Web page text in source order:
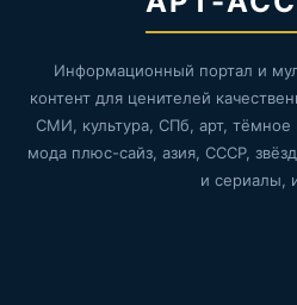
Информационный портал и
контент для ценителей
СМИ, культура, СПб, арт, тёмное
мода плюс-сайз, азия, СССР,
и сериалы,